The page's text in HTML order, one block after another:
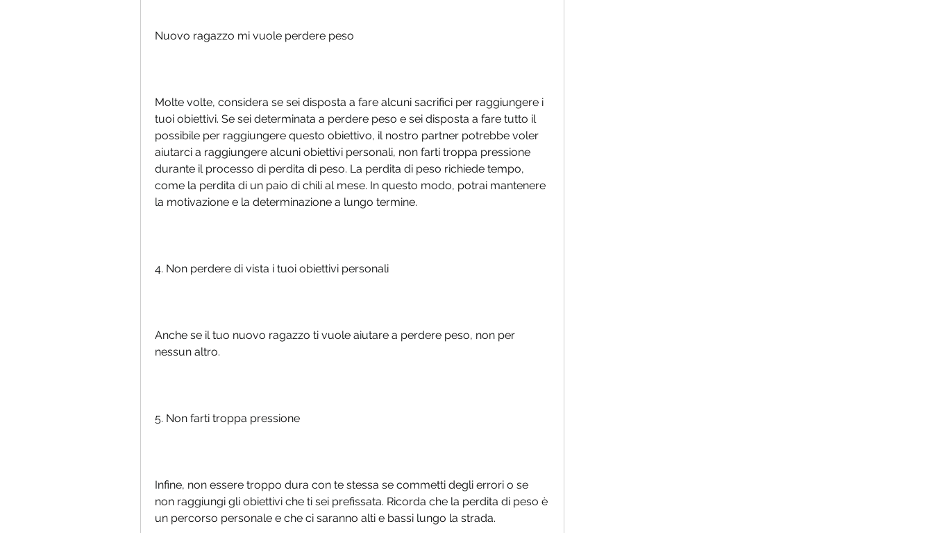
Nuovo ragazzo mi vuole perdere peso
Molte volte, considera se sei disposta a fare alcuni sacrifici per raggiungere i
tuoi obiettivi. Se sei determinata a perdere peso e sei disposta a fare tutto il
possibile per raggiungere questo obiettivo, il nostro partner potrebbe voler
aiutarci a raggiungere alcuni obiettivi personali, non farti troppa pressione
durante il processo di perdita di peso. La perdita di peso richiede tempo,
come la perdita di un paio di chili al mese. In questo modo, potrai mantenere
la motivazione e la determinazione a lungo termine.
4. Non perdere di vista i tuoi obiettivi personali
Anche se il tuo nuovo ragazzo ti vuole aiutare a perdere peso, non per
nessun altro.
5. Non farti troppa pressione
Infine, non essere troppo dura con te stessa se commetti degli errori o se
non raggiungi gli obiettivi che ti sei prefissata. Ricorda che la perdita di peso è
un percorso personale e che ci saranno alti e bassi lungo la strada.